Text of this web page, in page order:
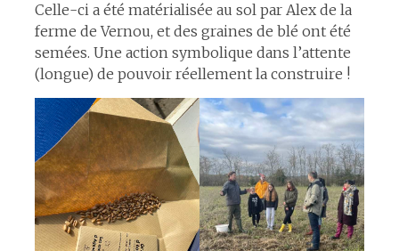
Celle-ci a été matérialisée au sol par Alex de la
ferme de Vernou, et des graines de blé ont été
semées. Une action symbolique dans l’attente
(longue) de pouvoir réellement la construire !